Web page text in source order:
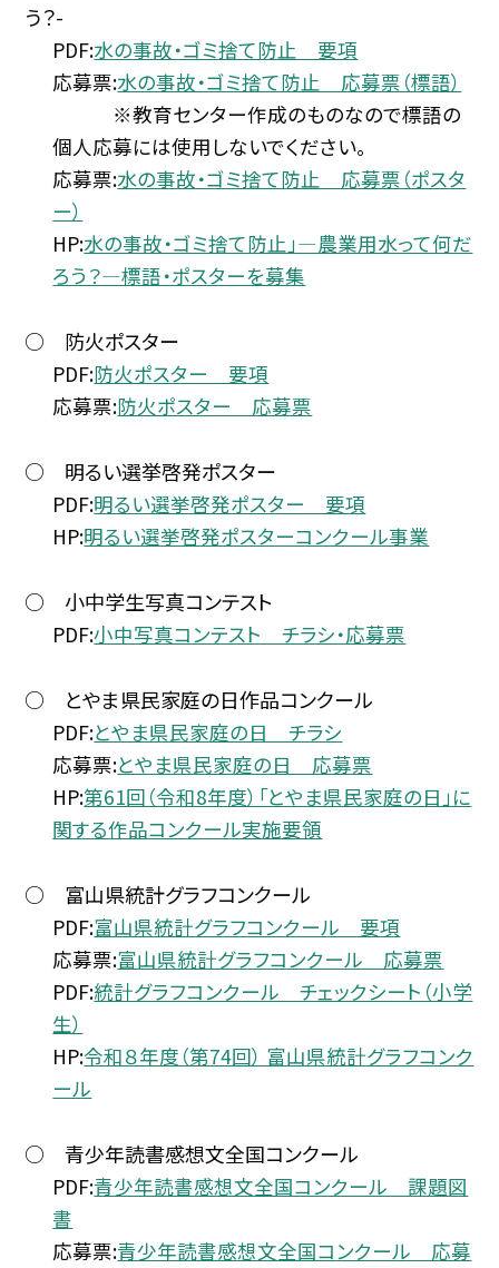
う？-
PDF:水の事故・ゴミ捨て防止 要項
応募票:水の事故・ゴミ捨て防止 応募票（標語）
※教育センター作成のものなので標語の
個人応募には使用しないでください。
応募票:水の事故・ゴミ捨て防止 応募票（ポスタ
ー）
HP:水の事故・ゴミ捨て防止」―農業用水って何だ
ろう？―標語・ポスターを募集
○ 防火ポスター
PDF:防火ポスター 要項
応募票:防火ポスター 応募票
○ 明るい選挙啓発ポスター
PDF:明るい選挙啓発ポスター 要項
HP:明るい選挙啓発ポスターコンクール事業
○ 小中学生写真コンテスト
PDF:小中写真コンテスト チラシ・応募票
○ とやま県民家庭の日作品コンクール
PDF:とやま県民家庭の日 チラシ
応募票:とやま県民家庭の日 応募票
HP:第61回（令和8年度）「とやま県民家庭の日」に
関する作品コンクール実施要領
○ 富山県統計グラフコンクール
PDF:富山県統計グラフコンクール 要項
応募票:富山県統計グラフコンクール 応募票
PDF:統計グラフコンクール チェックシート（小学
生）
HP:令和８年度（第74回） 富山県統計グラフコンク
ール
○ 青少年読書感想文全国コンクール
PDF:青少年読書感想文全国コンクール 課題図
書
応募票:青少年読書感想文全国コンクール 応募